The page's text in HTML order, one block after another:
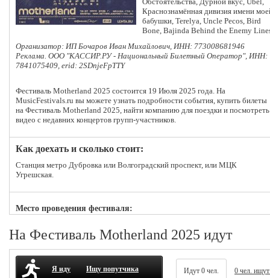
Краснознамённая дивизия имени
бабушки, Terelya, Uncle Pecos, Bird
Bone, Bajinda Behind the Enemy
Организатор: ИП Бочаров Иван Михайлович, ИНН: 773008681946
Реклама. ООО "КАССИР.РУ - Национальный Билетный Оператор", ИНН:
7841075409, erid: 2SDnjeFpTTY
Фестиваль Motherland 2025 состоится 19 Июля 2025 года. На
MusicFestivals.ru вы можете узнать подробности события, купить билеты
на Фестиваль Motherland 2025, найти компанию для поездки и посмотреть
видео с недавних концертов групп-участников.
Как доехать и сколько стоит:
Станция метро Дубровка или Волгоградский проспект, или МЦК
Угрешская.
Место проведения фестиваля:
На Фестиваль Motherland 2025 идут
Я иду Ищу попутчика Идут 0 чел.
0 чел. ищут